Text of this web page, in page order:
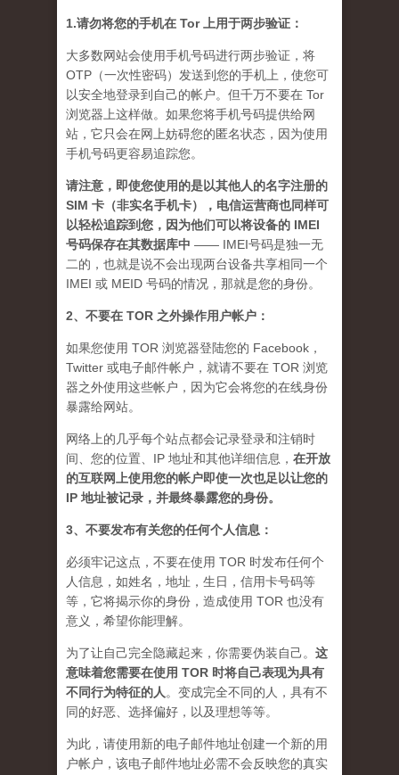
1.请勿将您的手机在 Tor 上用于两步验证：
大多数网站会使用手机号码进行两步验证，将
OTP（一次性密码）发送到您的手机上，使您可
以安全地登录到自己的帐户。但千万不要在 Tor
浏览器上这样做。如果您将手机号码提供给网
站，它只会在网上妨碍您的匿名状态，因为使用
手机号码更容易追踪您。
请注意，即使您使用的是以其他人的名字注册的
SIM 卡（非实名手机卡），电信运营商也同样可
以轻松追踪到您，因为他们可以将设备的 IMEI
号码保存在其数据库中 —— IMEI号码是独一无
二的，也就是说不会出现两台设备共享相同一个
IMEI 或 MEID 号码的情况，那就是您的身份。
2、不要在 TOR 之外操作用户帐户：
如果您使用 TOR 浏览器登陆您的 Facebook，
Twitter 或电子邮件帐户，就请不要在 TOR 浏览
器之外使用这些帐户，因为它会将您的在线身份
暴露给网站。
网络上的几乎每个站点都会记录登录和注销时
间、您的位置、IP 地址和其他详细信息， 在开放
的互联网上使用您的帐户即使一次也足以让您的
IP 地址被记录，并最终暴露您的身份。
3、不要发布有关您的任何个人信息：
必须牢记这点，不要在使用 TOR 时发布任何个
人信息，如姓名，地址，生日，信用卡号码等
等，它将揭示你的身份，造成使用 TOR 也没有
意义，希望你能理解。
为了让自己完全隐藏起来，你需要伪装自己。 这
意味着您需要在使用 TOR 时将自己表现为具有
不同行为特征的人 。 变成完全不同的人，具有不
同的好恶、选择偏好，以及理想等等。
为此，请使用新的电子邮件地址创建一个新的用
户帐户，该电子邮件地址必需不会反映您的真实